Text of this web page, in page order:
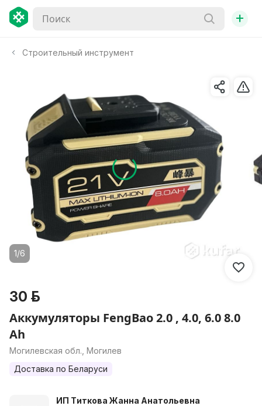
+
Строительный инструмент
1/6
30 р.
Аккумуляторы FengBao 2.0 , 4.0, 6.0 8.0
Ah
Могилевская обл., Могилев
Доставка по Беларуси
ИП Титкова Жанна Анатольевна